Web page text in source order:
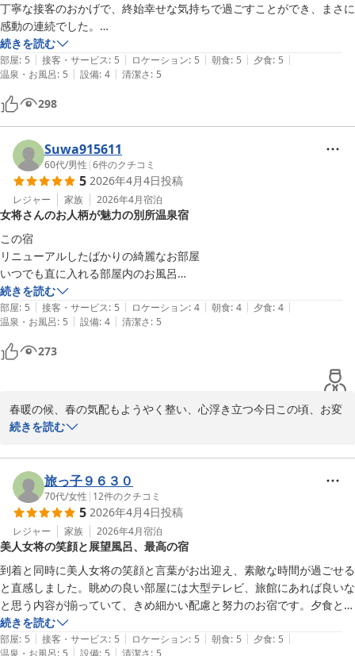
と、若者らしいお話に私共も心が和みました。前日は松本にご宿泊
なさり、松代善光寺に行かれたとの事。大変有意義な卒業旅行だっ
た事と存じます。その貴重な思い出の1ページに当館を選んで頂き
ましたこと心より感謝致します。また、別所の湯が恋しくなりまし
たら、当館を思い出していただければ幸いでございます。またのご
来館「お帰りなさい」という気持ちで心よりお待ちしております。
新生活が実り多いものになりますようお祈り致します。
中松屋旅館
九代目　女将　土井康子
別所温泉 旅館 中松屋
2026-03-31
丁寧な接客のおかげで、終始幸せな気持ちで過ごすことができ、まさに
感動の連続でした。
​館内は畳敷きで足元から心地よく、温泉やサウナも最高で心身ともにリ
ラックスできました。
夕食は「ステーキとカニしゃぶ」のプランにしましたが、カニは身がぎ
っしり、ステーキも驚くほど柔らかくて本当に美味しかったです。
​また、お祝いに用意していただいたケーキが、フルーツたっぷりで生ク
リームも絶品でした！細かなところまでおもてなしの心を感じ、この宿
を選んで本当に良かったと思いました。
​次はぜひ両親や家族も連れて、また伺いたいと思います。素敵な思い出
をありがとうございました！
続きを読む
部屋: 5 | 接客・サービス: 5 | ロケーション: 5 | 朝食: 5 | 夕食: 5 |
温泉・お風呂: 5 | 設備: 4 | 清潔さ: 5
298
Suwa915611
60代/男性 |6件のクチコミ
5 2026年4月4日投稿
レジャー 家族 2026年4月宿泊
女将さんのお人柄が魅力の別所温泉宿
この宿
リニューアルしたばかりの綺麗なお部屋
いつでも直に入れる部屋内のお風呂
ボリューミーで美味しい料理
でも、この宿の魅力は
なんといっても気さくで
心遣いあふれる
家族経営ならではのアットホームな
雰囲気ただよう宿。
別所温泉の宿ではイチオシです!
続きを読む
部屋: 5 | 接客・サービス: 5 | ロケーション: 4 | 朝食: 4 | 夕食: 4 |
温泉・お風呂: 5 | 設備: 4 | 清潔さ: 5
273
春暖の候、春の気配もようやく整い、心浮き立つ今日この頃、お変
わりなくご活躍の事とお喜び申し上げます。
きました事、心より感謝申し上げます。また、身に余るほどの嬉し
いお言葉を頂戴し、思わず涙が出そうになりました。この様なお言
葉を頂戴致しますと神様からの贈り物のように感じ、この仕事に携
われて良かったと思う瞬間でございます。重ねて御礼申し上げま
す。
ご主人様が諏訪大社が大好きで、その後別所温泉にお泊まりになる
とのこと。その日は諏訪大社に行かれた後霧ヶ峰に行かれ、この時
期の霧ヶ峰は静かでとってもいいと。「静かなところが好きなの
で」と、別所温泉は山間の静かな温泉地ですので、別所温泉がお好
きなのを心から納得いたしました。
お帰りの際には「普段とっても忙しいので本当にゆっくりでき
続きを読む
旅っ子９６３０
70代/女性 | 12件のクチコミ
5 2026年4月4日投稿
レジャー 家族 2026年4月宿泊
美人女将の笑顔と展望風呂、最高の宿
到着と同時に美人女将の笑顔と言葉がお出迎え、素敵な時間が過ごせる
と直感しました。眺めの良い部屋には大型テレビ、旅館にあれば良いな
と思う内容が揃っていて、きめ細かい配慮と努力のお宿です。夕食と朝
食どちらも、落ち着いたスペースにて、見た目良し味良しの品々を、老
夫婦で美味しく完食しました。掛け流しの展望風呂からは山々の臨めが
続きを読む
部屋: 5 | 接客・サービス: 5 | ロケーション: 5 | 朝食: 5 | 夕食: 5 |
温泉・お風呂: 5 | 設備: 5 | 清潔さ: 5